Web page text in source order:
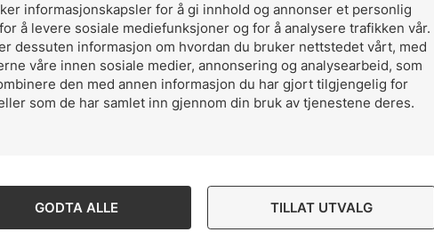
informasjonskapsler for å gi innhold og annonser et personlig
å levere sosiale mediefunksjoner og for å analysere trafikken vår.
dessuten informasjon om hvordan du bruker nettstedet vårt, med
våre innen sosiale medier, annonsering og analysearbeid, som
den med annen informasjon du har gjort tilgjengelig for
som de har samlet inn gjennom din bruk av tjenestene deres.
GODTA ALLE TILLAT UTVALG
Designed and developed by